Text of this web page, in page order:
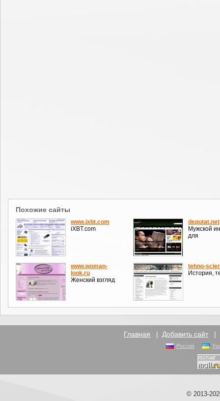
Похожие сайты
www.ixbt.com
iXBT.com
deputat.net
Мужской
для
www.woman-
look.ru
Женский взгляд
tehno-
История,
Главная | Добавить сайт |
Россия
© 2013-